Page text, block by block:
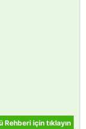
Rehberi için tıklayın